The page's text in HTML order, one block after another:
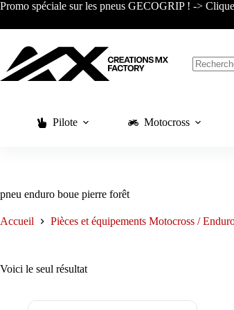
Passer
contenu
Promo spéciale sur les pneus GECOGRIP ! ->
Pilote Motocross
pneu enduro boue pierre forêt
Accueil Pièces et équipements Motocross /
Voici le seul résultat